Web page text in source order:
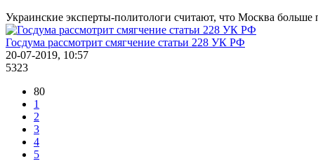
Украинские эксперты-политологи считают, что Москва
Госдума рассмотрит смягчение статьи 228 УК РФ
20-07-2019, 10:57
5323
80
1
2
3
4
5